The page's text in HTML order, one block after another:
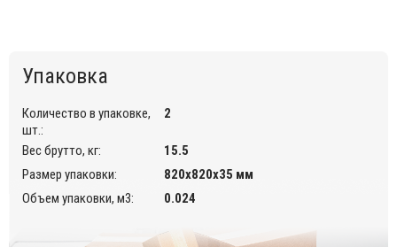
кофе, уксуса и других.
Помимо всего, ламинированные столешницы имеют
большую популярность среди потребителей, обусловленную
их высокой практичностью в бытовой и коммерческой
сфере.
Столешницы HPL очень практичны, прочны и приятно
украшают интерьер, отлично подходят для эксплуатации в
Упаковка
Количество в упаковке,
шт.:
2
Вес брутто, кг:
15.5
Размер упаковки:
820х820х35 мм
Объем упаковки, м3:
0.024